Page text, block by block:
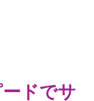
ドでサ